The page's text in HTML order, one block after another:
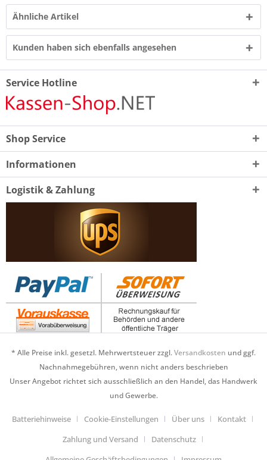
Ähnliche Artikel
Kunden haben sich ebenfalls angesehen
Service Hotline
Shop Service
Informationen
Logistik & Zahlung
* Alle Preise inkl. gesetzl. Mehrwertsteuer zzgl.Versandkosten und ggf.
Nachnahmegebühren, wenn nicht anders beschrieben
Unser Angebot richtet sich ausschließlich an den Handel, das Handwerk
und Gewerbe.
Batteriehinweise Cookie-Einstellungen Über uns
Kontakt
Zahlung und Versand
Datenschutz